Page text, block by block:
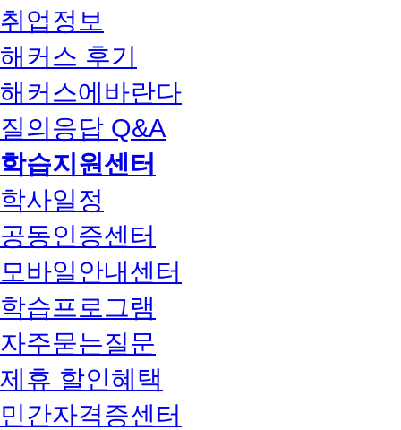
취업정보
해커스 후기
해커스에바란다
질의응답 Q&A
학습지원센터
학사일정
공동인증센터
모바일안내센터
학습프로그램
자주묻는질문
제휴 할인혜택
민간자격증센터